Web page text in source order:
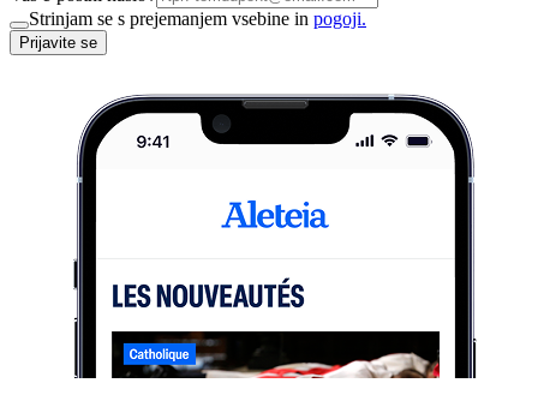
Strinjam se s prejemanjem vsebine in pogoji.
Prijavite se